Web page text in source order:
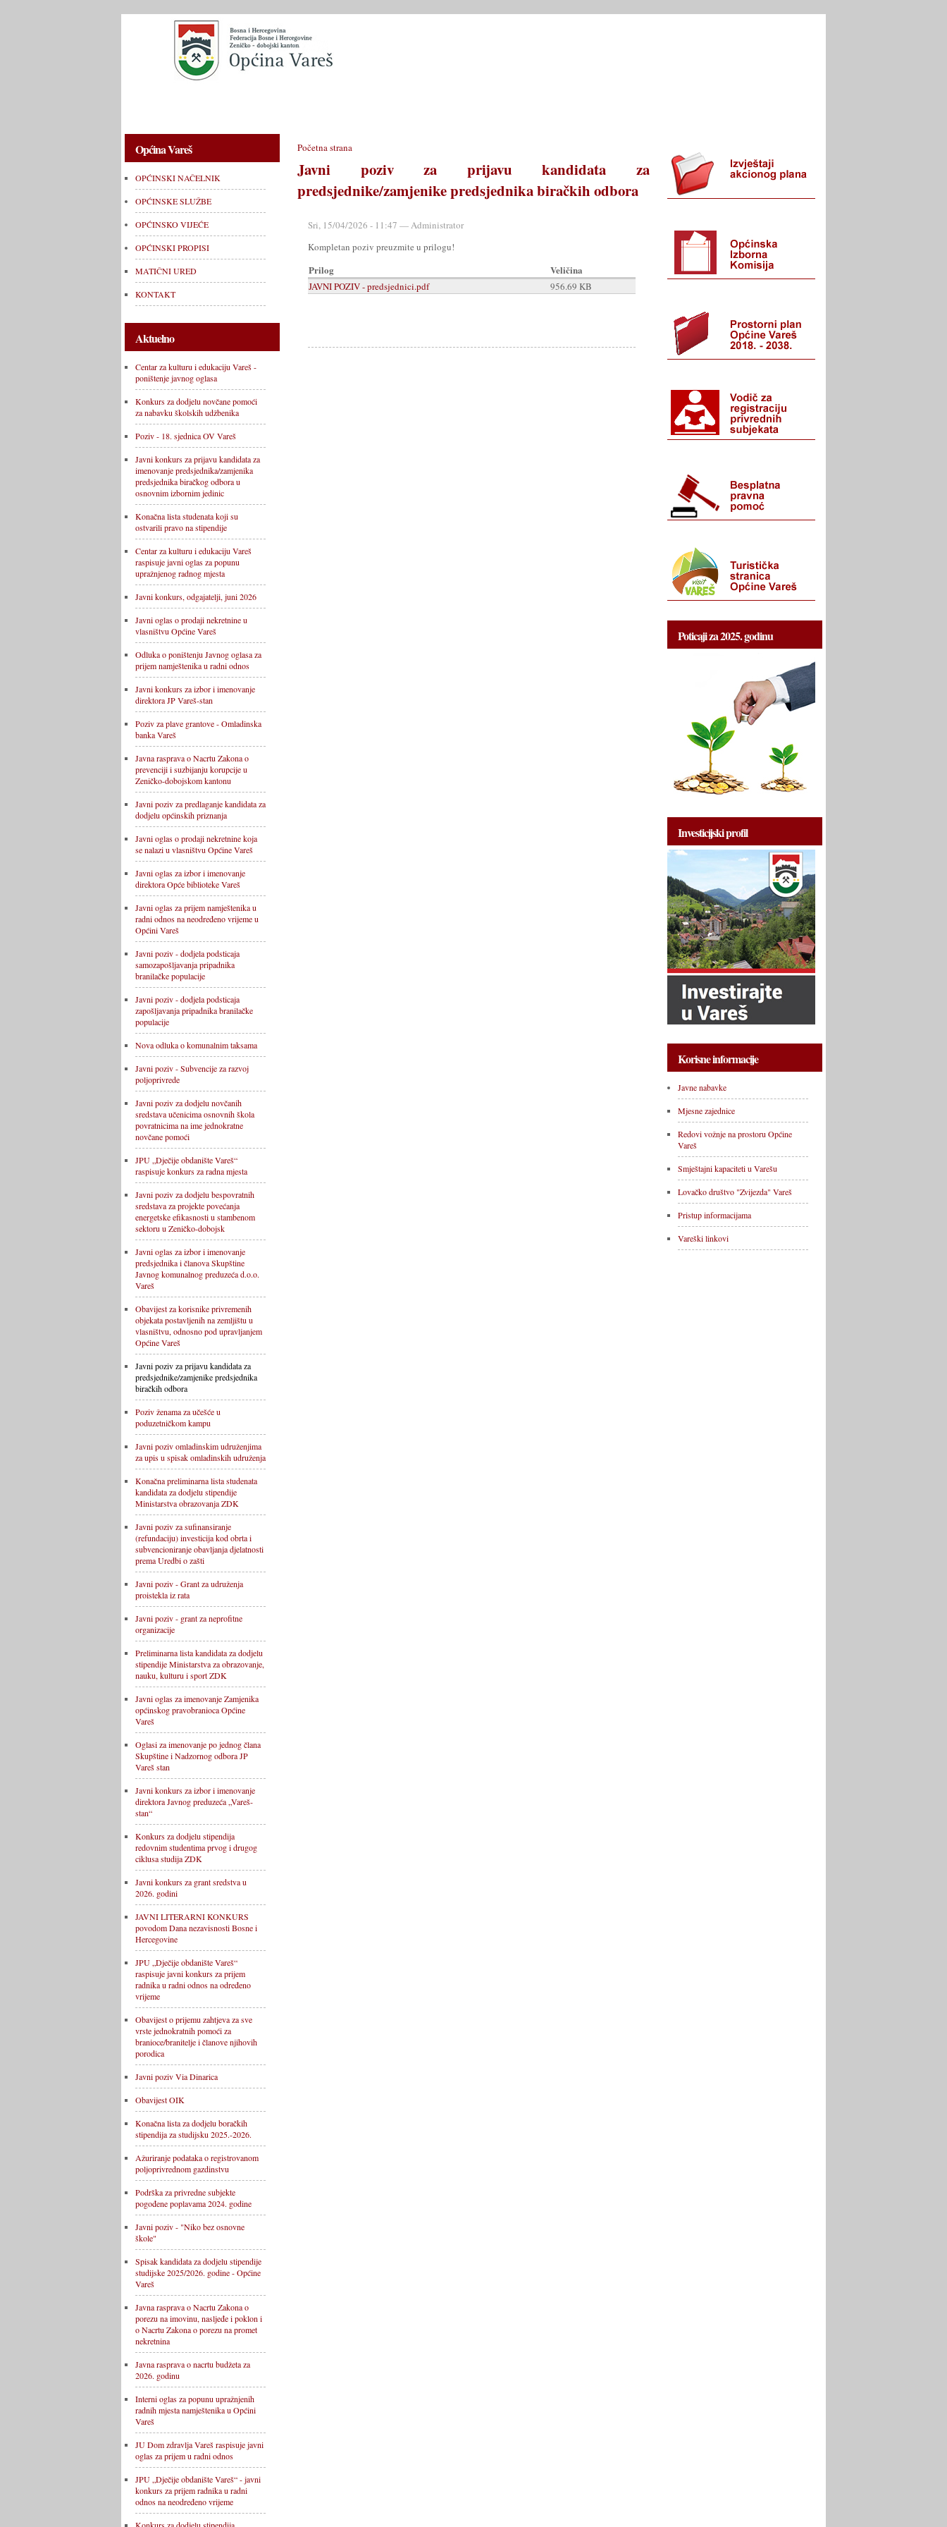
Općina Vareš
OPĆINSKI NAČELNIK
OPĆINSKE SLUŽBE
OPĆINSKO VIJEĆE
OPĆINSKI PROPISI
MATIČNI URED
KONTAKT
Aktuelno
Centar za kulturu i edukaciju Vareš -
poništenje javnog oglasa
Konkurs za dodjelu novčane pomoći
za nabavku školskih udžbenika
Poziv - 18. sjednica OV Vareš
Javni konkurs za prijavu kandidata za
imenovanje predsjednika/zamjenika
predsjednika biračkog odbora u
osnovnim izbornim jedinic
Konačna lista studenata koji su
ostvarili pravo na stipendije
Centar za kulturu i edukaciju Vareš
raspisuje javni oglas za popunu
upražnjenog radnog mjesta
Javni konkurs, odgajatelji, juni 2026
Javni oglas o prodaji nekretnine u
vlasništvu Općine Vareš
Odluka o poništenju Javnog oglasa za
prijem namještenika u radni odnos
Javni konkurs za izbor i imenovanje
direktora JP Vareš-stan
Poziv za plave grantove - Omladinska
banka Vareš
Javna rasprava o Nacrtu Zakona o
prevenciji i suzbijanju korupcije u
Zeničko-dobojskom kantonu
Javni poziv za predlaganje kandidata za
dodjelu općinskih priznanja
Javni oglas o prodaji nekretnine koja
se nalazi u vlasništvu Općine Vareš
Javni oglas za izbor i imenovanje
direktora Opće biblioteke Vareš
Javni oglas za prijem namještenika u
radni odnos na neodređeno vrijeme u
Općini Vareš
Javni poziv - dodjela podsticaja
samozapošljavanja pripadnika
branilačke populacije
Javni poziv - dodjela podsticaja
zapošljavanja pripadnika branilačke
populacije
Nova odluka o komunalnim taksama
Javni poziv - Subvencije za razvoj
poljoprivrede
Javni poziv za dodjelu novčanih
sredstava učenicima osnovnih škola
povratnicima na ime jednokratne
novčane pomoći
JPU „Dječije obdanište Vareš“
raspisuje konkurs za radna mjesta
Javni poziv za dodjelu bespovratnih
sredstava za projekte povećanja
energetske efikasnosti u stambenom
sektoru u Zeničko-dobojsk
Javni oglas za izbor i imenovanje
predsjednika i članova Skupštine
Javnog komunalnog preduzeća d.o.o.
Vareš
Obavijest za korisnike privremenih
objekata postavljenih na zemljištu u
vlasništvu, odnosno pod upravljanjem
Općine Vareš
Javni poziv za prijavu kandidata za
predsjednike/zamjenike predsjednika
biračkih odbora
Poziv ženama za učešće u
poduzetničkom kampu
Javni poziv omladinskim udruženjima
za upis u spisak omladinskih udruženja
Konačna preliminarna lista studenata
kandidata za dodjelu stipendije
Ministarstva obrazovanja ZDK
Javni poziv za sufinansiranje
(refundaciju) investicija kod obrta i
subvencioniranje obavljanja djelatnosti
prema Uredbi o zašti
Javni poziv - Grant za udruženja
proistekla iz rata
Javni poziv - grant za neprofitne
organizacije
Preliminarna lista kandidata za dodjelu
stipendije Ministarstva za obrazovanje,
nauku, kulturu i sport ZDK
Javni oglas za imenovanje Zamjenika
općinskog pravobranioca Općine
Vareš
Oglasi za imenovanje po jednog člana
Skupštine i Nadzornog odbora JP
Vareš stan
Javni konkurs za izbor i imenovanje
direktora Javnog preduzeća „Vareš-
stan“
Konkurs za dodjelu stipendija
redovnim studentima prvog i drugog
ciklusa studija ZDK
Javni konkurs za grant sredstva u
2026. godini
JAVNI LITERARNI KONKURS
povodom Dana nezavisnosti Bosne i
Hercegovine
JPU „Dječije obdanište Vareš“
raspisuje javni konkurs za prijem
radnika u radni odnos na određeno
vrijeme
Obavijest o prijemu zahtjeva za sve
vrste jednokratnih pomoći za
branioce/branitelje i članove njihovih
porodica
Javni poziv Via Dinarica
Obavijest OIK
Konačna lista za dodjelu boračkih
stipendija za studijsku 2025.-2026.
Ažuriranje podataka o registrovanom
poljoprivrednom gazdinstvu
Podrška za privredne subjekte
pogođene poplavama 2024. godine
Javni poziv - "Niko bez osnovne
škole"
Spisak kandidata za dodjelu stipendije
studijske 2025/2026. godine - Općine
Vareš
Javna rasprava o Nacrtu Zakona o
porezu na imovinu, nasljeđe i poklon i
o Nacrtu Zakona o porezu na promet
nekretnina
Javna rasprava o nacrtu budžeta za
2026. godinu
Interni oglas za popunu upražnjenih
radnih mjesta namještenika u Općini
Vareš
JU Dom zdravlja Vareš raspisuje javni
oglas za prijem u radni odnos
JPU „Dječije obdanište Vareš“ - javni
konkurs za prijem radnika u radni
odnos na neodređeno vrijeme
Početna strana
Javni poziv za prijavu kandidata za
predsjednike/zamjenike predsjednika biračkih odbora
Sri, 15/04/2026 - 11:47 — Administrator
Kompletan poziv preuzmite u prilogu!
Prilog Veličina
JAVNI POZIV - predsjednici.pdf 956.69 KB
Poticaji za 2025. godinu
Investicijski profil
Korisne informacije
Javne nabavke
Mjesne zajednice
Redovi vožnje na prostoru Općine
Vareš
Smještajni kapaciteti u Varešu
Lovačko društvo "Zvijezda" Vareš
Pristup informacijama
Vareški linkovi